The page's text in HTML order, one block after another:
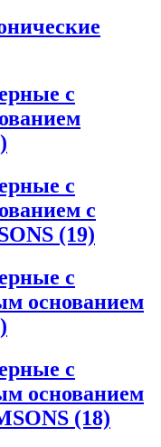
с
с
с
(19)
с
основанием
с
основанием
(18)